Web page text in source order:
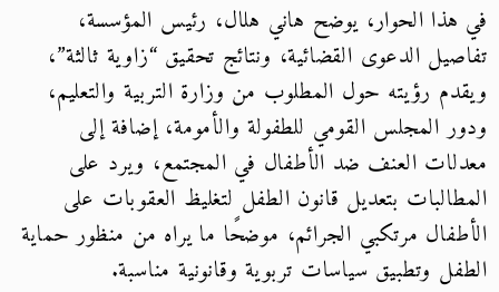
في هذا الحوار، يوضح هاني هلال، رئيس المؤسسة،
تفاصيل الدعوى القضائية، ونتائج تحقيق “زاوية ثالثة”،
ويقدم رؤيته حول المطلوب من وزارة التربية والتعليم،
ودور المجلس القومي للطفولة والأمومة، إضافة إلى
معدلات العنف ضد الأطفال في المجتمع، ويرد على
المطالبات بتعديل قانون الطفل لتغليظ العقوبات على
الأطفال مرتكبي الجرائم، موضحًا ما يراه من منظور حماية
الطفل وتطبيق سياسات تربوية وقانونية مناسبة.